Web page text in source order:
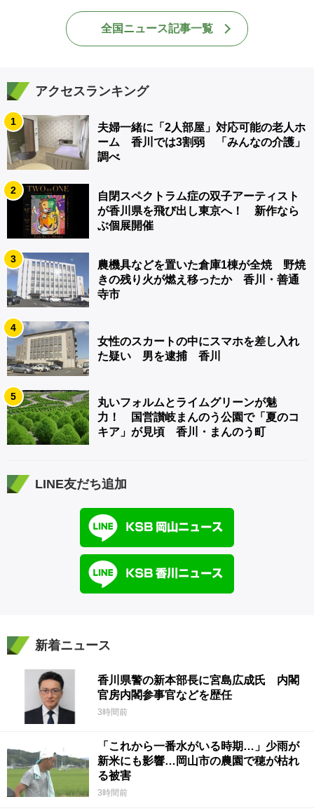
全国ニュース記事一覧
アクセスランキング
1
夫婦一緒に「2人部屋」対応可能の老人ホ
ーム 香川では3割弱 「みんなの介護」
調べ
2
自閉スペクトラム症の双子アーティスト
が香川県を飛び出し東京へ！ 新作なら
ぶ個展開催
3
農機具などを置いた倉庫1棟が全焼 野焼
きの残り火が燃え移ったか 香川・善通
寺市
4
女性のスカートの中にスマホを差し入れ
た疑い 男を逮捕 香川
5
丸いフォルムとライムグリーンが魅
力！ 国営讃岐まんのう公園で「夏のコ
キア」が見頃 香川・まんのう町
LINE友だち追加
新着ニュース
香川県警の新本部長に宮島広成氏 内閣
官房内閣参事官などを歴任
3時間前
「これから一番水がいる時期…」少雨が
新米にも影響…岡山市の農園で穂が枯れ
る被害
3時間前